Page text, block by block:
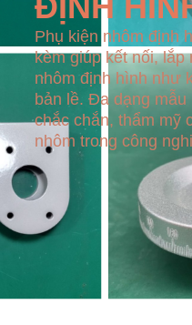
Phụ kiện nhôm định
kèm giúp kết nối, lắp
nhôm định hình như
bản lề. Đa dạng
chắc chắn, thẩm mỹ
nhôm trong công